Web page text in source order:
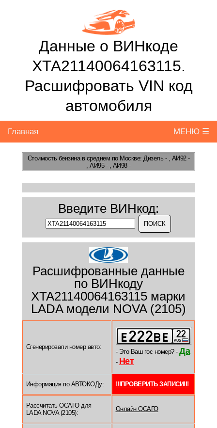
Данные о ВИНкоде
XTA21140064163115.
Расшифровать VIN код
автомобиля
Главная МЕНЮ ☰
Стоимость бензинав среднем по Москве: Дизель - , АИ92 -
, АИ95 - , АИ98 -
Введите ВИНкод:
Расшифрованные данные
по ВИНкоду
XTA21140064163115 марки
LADA модели NOVA (2105)
Сгенерировали номер авто:
- Это Ваш гос номер? - Да
- Нет
Информация по АВТОКОДу: !!!ПРОВЕРИТЬ ЗАПИСИ!!!
Рассчитать ОСАГО для
LADA NOVA (2105):
Онлайн ОСАГО